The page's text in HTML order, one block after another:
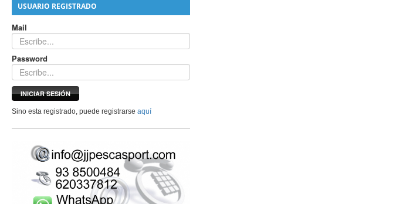
USUARIO REGISTRADO
Mail
Password
INICIAR SESIÓN
Sino esta registrado, puede registrarseaquí